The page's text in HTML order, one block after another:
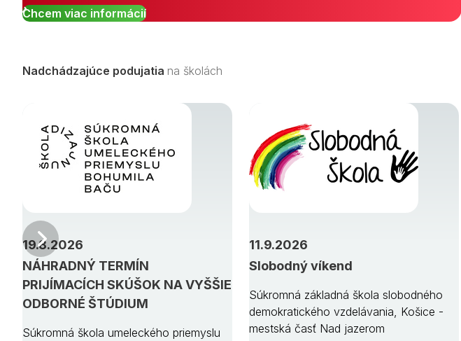
Chcem viac informácií
Nadchádzajúce podujatia na školách
NÁHRADNÝ TERMÍN
PRIJÍMACÍCH SKÚŠOK NA VYŠŠIE
ODBORNÉ ŠTÚDIUM
19.8.2026
Súkromná škola umeleckého priemyslu
Slobodný víkend
11.9.2026
Súkromná základná škola slobodného
demokratického vzdelávania, Košice -
mestská časť Nad jazerom
Predchádzajúci